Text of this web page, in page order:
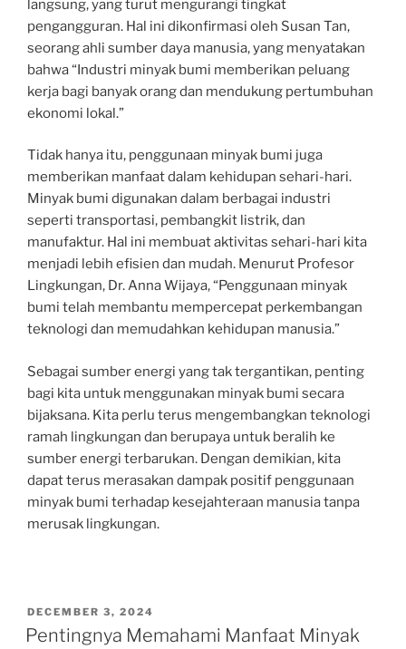
langsung, yang turut mengurangi tingkat
pengangguran. Hal ini dikonfirmasi oleh Susan Tan,
seorang ahli sumber daya manusia, yang menyatakan
bahwa “Industri minyak bumi memberikan peluang
kerja bagi banyak orang dan mendukung pertumbuhan
ekonomi lokal.”
Tidak hanya itu, penggunaan minyak bumi juga
memberikan manfaat dalam kehidupan sehari-hari.
Minyak bumi digunakan dalam berbagai industri
seperti transportasi, pembangkit listrik, dan
manufaktur. Hal ini membuat aktivitas sehari-hari kita
menjadi lebih efisien dan mudah. Menurut Profesor
Lingkungan, Dr. Anna Wijaya, “Penggunaan minyak
bumi telah membantu mempercepat perkembangan
teknologi dan memudahkan kehidupan manusia.”
Sebagai sumber energi yang tak tergantikan, penting
bagi kita untuk menggunakan minyak bumi secara
bijaksana. Kita perlu terus mengembangkan teknologi
ramah lingkungan dan berupaya untuk beralih ke
sumber energi terbarukan. Dengan demikian, kita
dapat terus merasakan dampak positif penggunaan
minyak bumi terhadap kesejahteraan manusia tanpa
merusak lingkungan.
POSTED
ON
DECEMBER 3, 2024
Pentingnya Memahami Manfaat Minyak